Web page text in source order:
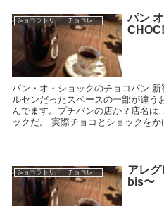
ショコラトリー チョコレートブランド
パン
CHOC!
パン・オ・ショックのチョコパン
ルセンだったスペースの一部が違う
んでます。プチパンの店か？店名
ックだ。 実際チョコとショックをか
ショコラトリー チョコレートブランド
アレ
bis〜